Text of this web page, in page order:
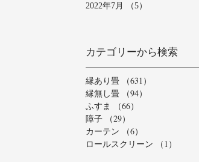
2022年7月
（5）
カテゴリーから検索
縁あり畳 （631）
縁無し畳
（94）
ふすま
（66）
障子
（29）
カーテン
（6）
ロールスクリーン
（1）